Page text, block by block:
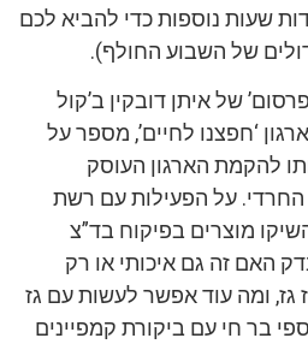
שעות נוספות כדי להביא לכם
של השבוע החולף).
של איתן דובקין ב’קול
‘חפצנו לחיים’, מספר על
להקמת הארגון העוסק
החרדי. על הפעילות עם רשת
מוצרים בפיקוח בד”צ
האם זה גם איכותי או רק
גז, ומה עוד אפשר לעשות עם גז
בר חי עם ביקורת קמפיינים